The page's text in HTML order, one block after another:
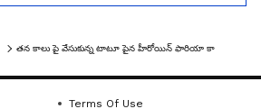
Terms Of Use